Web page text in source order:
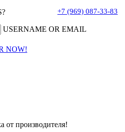
USERNAME OR EMAIL
NOW!
+7 (969) 087-33-83
от производителя!